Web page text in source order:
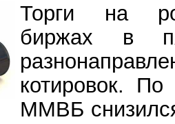
Торги на
биржах в
котировок. По
ММВБ